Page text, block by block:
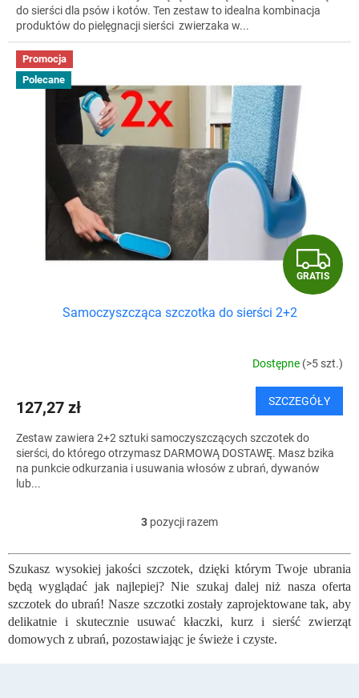
do sierści dla psów i kotów. Ten zestaw to idealna kombinacja
produktów do pielęgnacji sierści zwierzaka w...
Promocja
Polecane
G
R
T
I
S
GRATIS
Samoczyszcząca szczotka do sierści 2+2
Dostępne (>5 szt.)
127,27 zł SZCZEGÓŁY
Zestaw zawiera 2+2 sztuki samoczyszczących szczotek do
sierści, do którego otrzymasz DARMOWĄ DOSTAWĘ. Masz bzika
na punkcie odkurzania i usuwania włosów z ubrań, dywanów
lub...
K
n
t
r
o
k
i
3 pozycji razem
Szukasz wysokiej jakości szczotek, dzięki którym Twoje ubrania
będą wyglądać jak najlepiej? Nie szukaj dalej niż nasza oferta
szczotek do ubrań! Nasze szczotki zostały zaprojektowane tak, aby
delikatnie i skutecznie usuwać kłaczki, kurz i sierść zwierząt
domowych z ubrań, pozostawiając je świeże i czyste.